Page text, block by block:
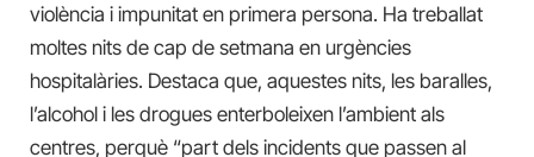
violència i impunitat en primera persona. Ha treballat
moltes nits de cap de setmana en urgències
hospitalàries. Destaca que, aquestes nits, les baralles,
l’alcohol i les drogues enterboleixen l’ambient als
centres, perquè “part dels incidents que passen al